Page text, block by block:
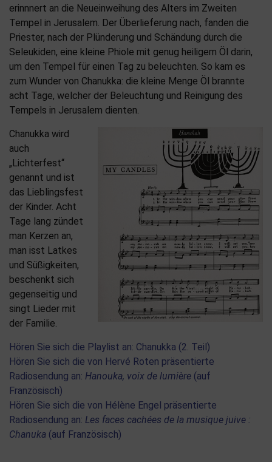
erinnnert an die Neueinweihung des Alters im Zweiten
Tempel in Jerusalem. Der Überlieferung nach, fanden die
Priester, nach der Plünderung und Schändung durch die
Seleukiden, eine kleine Phiole mit genug heiligem Öl darin,
um den Tempel für einen Tag zu beleuchten. So kam es
zum Wunder von Chanukka: die kleine Menge Öl brannte
acht Tage, welcher der Beleuchtung und Reinigung des
Tempels in Jerusalem dienten.
Chanukka wird
auch
„Lichterfest“
genannt und ist
das Lieblingsfest
der Kinder. Acht
Tage lang zündet
man Kerzen an,
man isst Latkes
und Süßigkeiten,
beschenkt sich
gegenseitig und
singt Lieder mit
der Familie.
Hören Sie sich die Playlist an: Chanukka (2. Teil)
Hören Sie sich die von Hervé Roten präsentierte
Radiosendung an: Hanouka, voix de lumière (auf
Französisch)
Hören Sie sich die von Hélène Engel präsentierte
Radiosendung an: Les faces cachées de la musique juive :
Chanuka (auf Französisch)